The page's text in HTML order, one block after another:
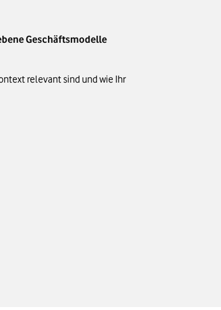
Geschäftsmodelle
relevant sind und wie Ihr